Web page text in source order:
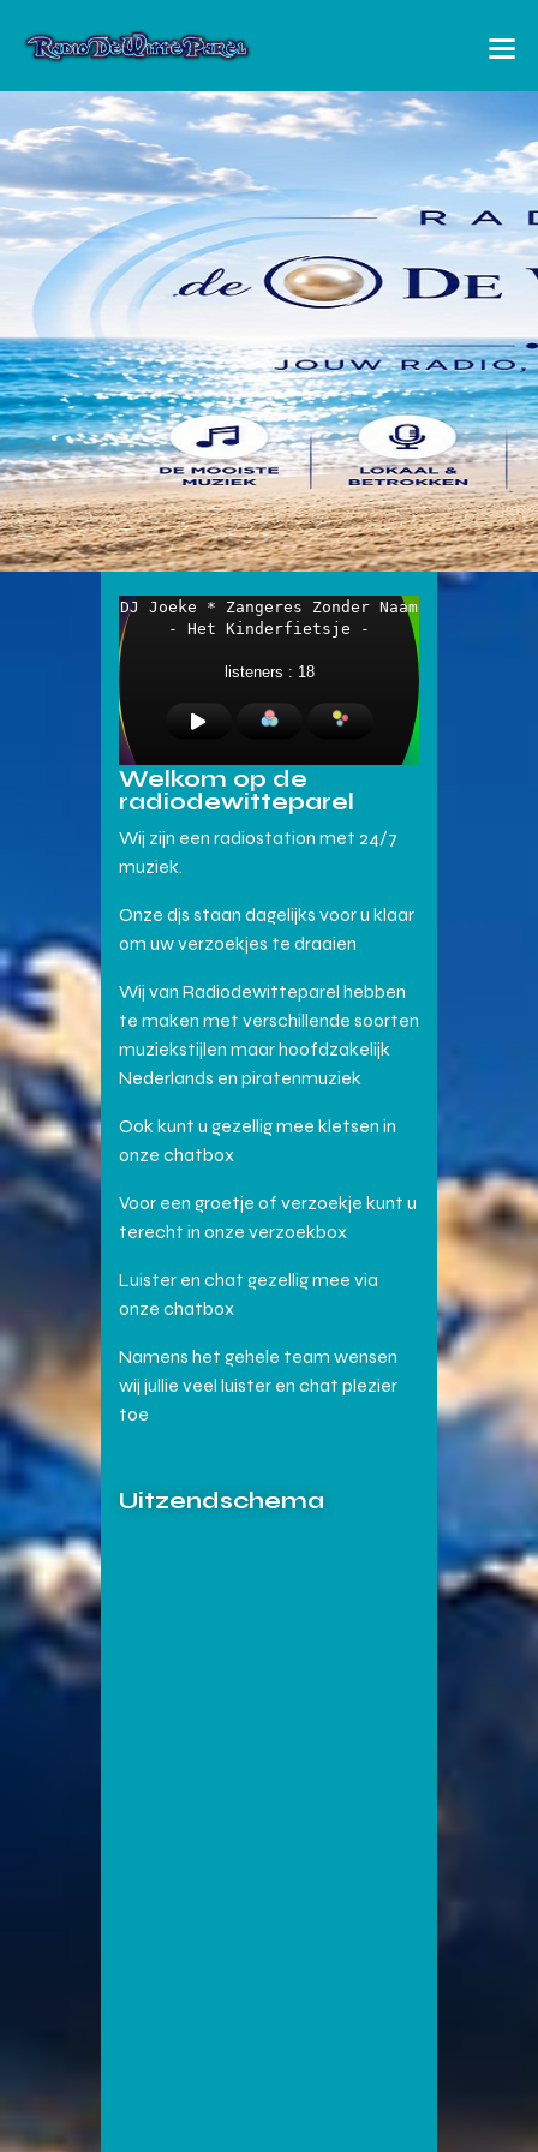
Welkom op de
radiodewitteparel
Wij zijn een radiostation met 24/7
muziek.
Onze djs staan dagelijks voor u klaar
om uw verzoekjes te draaien
Wij van Radiodewitteparel hebben
te maken met verschillende soorten
muziekstijlen maar hoofdzakelijk
Nederlands en piratenmuziek
Ook kunt u gezellig mee kletsen in
onze chatbox
Voor een groetje of verzoekje kunt u
terecht in onze verzoekbox
Luister en chat gezellig mee via
onze chatbox
Namens het gehele team wensen
wij jullie veel luister en chat plezier
toe
Uitzendschema